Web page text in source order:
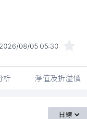
2026/08/05 05:30
析 淨值及折溢價
日線